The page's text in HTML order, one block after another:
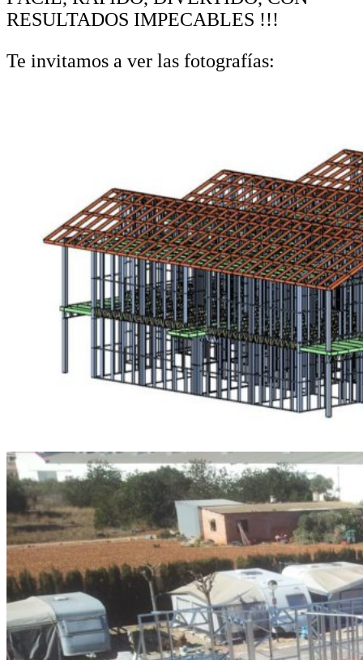
RESULTADOS IMPECABLES !!!
Te invitamos a ver las fotografías: